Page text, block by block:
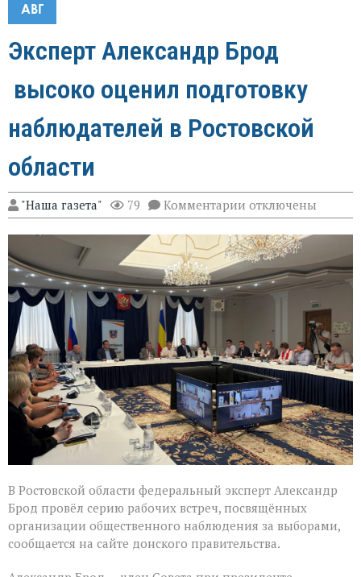
АВГ
Эксперт Александр Брод
высоко оценил подготовку
наблюдателей в Ростовской
области
"Наша газета" 79 Комментарии к
записи
Эксперт
Александр
Брод
высоко
оценил
подготовку
наблюдателей
Ростовской
области
отключены
В Ростовской области федеральный эксперт Александр
Брод провёл серию рабочих встреч, посвящённых
организации общественного наблюдения за выборами,
сообщается на сайте донского правительства.